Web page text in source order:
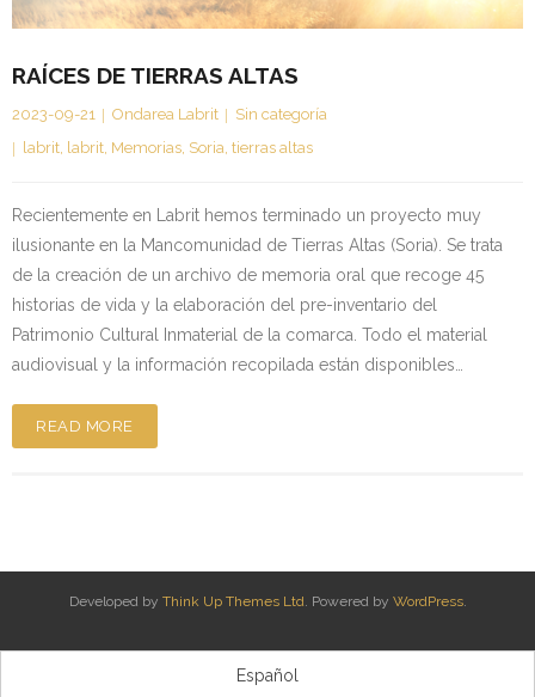
RAÍCES DE TIERRAS ALTAS
2023-09-21 Ondarea Labrit
Sin categoría
labrit labrit Memorias Soria tierras altas
Recientemente en Labrit hemos terminado un proyecto muy
ilusionante en la Mancomunidad de Tierras Altas (Soria). Se trata
de la creación de un archivo de memoria oral que recoge 45
historias de vida y la elaboración del pre-inventario del
Patrimonio Cultural Inmaterial de la comarca. Todo el material
audiovisual y la información recopilada están disponibles…
READ MORE
Developed by Think Up Themes Ltd . Powered by WordPress.
Español